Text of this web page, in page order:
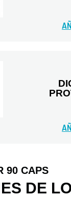
90 CAPS
DE